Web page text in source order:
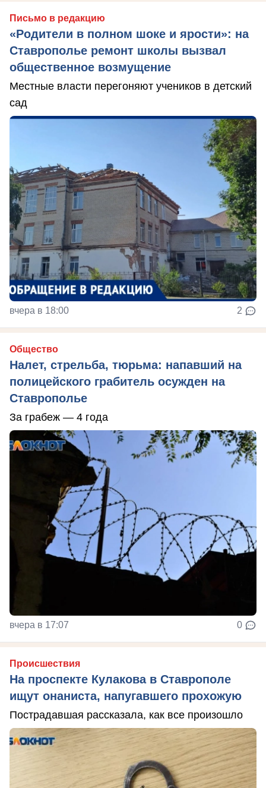
Письмо в редакцию
«Родители в полном шоке и ярости»: на
Ставрополье ремонт школы вызвал
общественное возмущение
Местные власти перегоняют учеников в детский
сад
вчера в 18:00 2
Общество
Налет, стрельба, тюрьма: напавший на
полицейского грабитель осужден на
Ставрополье
За грабеж — 4 года
вчера в 17:07 0
Происшествия
На проспекте Кулакова в Ставрополе
ищут онаниста, напугавшего прохожую
Пострадавшая рассказала, как все произошло